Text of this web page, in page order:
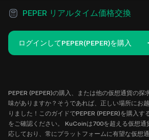
PEPER リアルタイム価格交換
ログインしてPEPER(PEPER)を購入
PEPER (PEPER)の購入、または他の仮想通貨の探
味がありますか？そうであれば、正しい場所にお
りました！このガイドでPEPER (PEPER)を購入す
をご確認ください。 KuCoinは700を超える仮想通
応しており、常にプラットフォームに有望な仮想